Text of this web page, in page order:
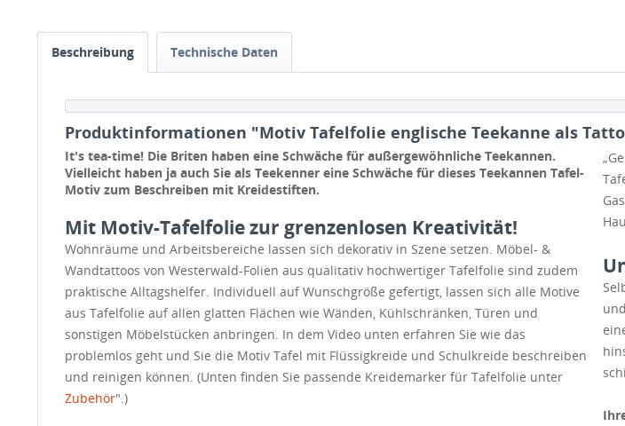
Beschreibung Technische Daten
Produktinformationen "Motiv Tafelfolie englische Teekanne als
It's tea-time! Die Briten haben eine Schwäche für außergewöhnliche Teekannen.
Vielleicht haben ja auch Sie als Teekenner eine Schwäche für dieses Teekannen Tafel-
Motiv zum Beschreiben mit Kreidestiften.
Mit Motiv-Tafelfolie zur grenzenlosen Kreativität!
Wohnräume und Arbeitsbereiche lassen sich dekorativ in Szene setzen. Möbel- &
Wandtattoos von Westerwald-Folien aus qualitativ hochwertiger Tafelfolie sind zudem
praktische Alltagshelfer. Individuell auf Wunschgröße gefertigt, lassen sich alle Motive
aus Tafelfolie auf allen glatten Flächen wie Wänden, Kühlschränken, Türen und
sonstigen Möbelstücken anbringen. In dem Video unten erfahren Sie wie das
problemlos geht und Sie die Motiv Tafel mit Flüssigkreide und Schulkreide beschreiben
und reinigen können. (Unten finden Sie passende Kreidemarker für Tafelfolie unter
Zubehör".)